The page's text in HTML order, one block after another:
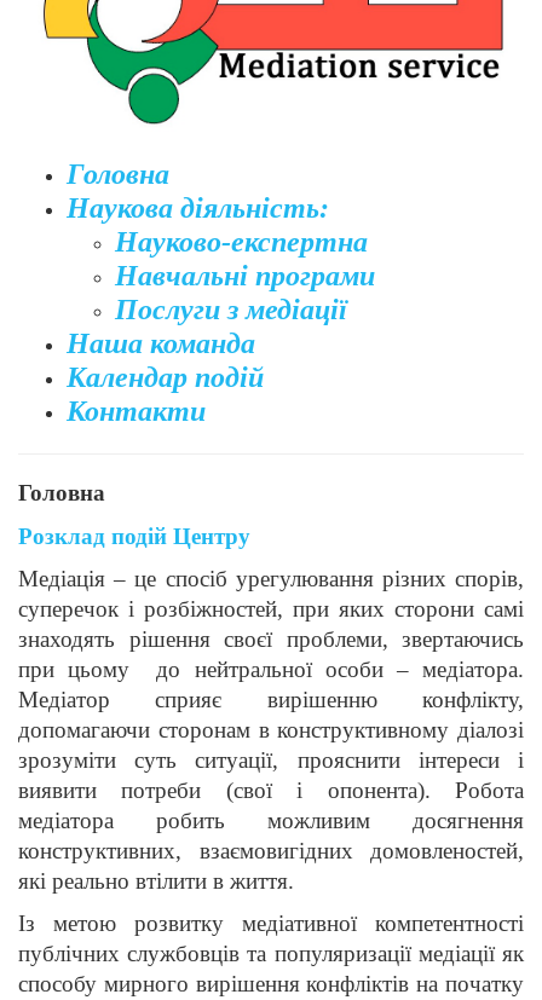
Головна
Наукова діяльність:
Науково-експертна
Навчальні програми
Послуги з медіації
Наша команда
Календар подій
Контакти
Головна
Розклад подій Центру
Медіація – це спосіб урегулювання різних спорів,
суперечок і розбіжностей, при яких сторони самі
знаходять рішення своєї проблеми, звертаючись
при цьому до нейтральної особи – медіатора.
Медіатор сприяє вирішенню конфлікту,
допомагаючи сторонам в конструктивному діалозі
зрозуміти суть ситуації, прояснити інтереси і
виявити потреби (свої і опонента). Робота
медіатора робить можливим досягнення
конструктивних, взаємовигідних домовленостей,
які реально втілити в життя.
Із метою розвитку медіативної компетентності
публічних службовців та популяризації медіації як
способу мирного вирішення конфліктів на початку